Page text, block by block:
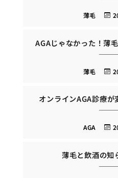
薄毛
AGAじゃなかった！薄
薄毛
オンラインAGA診療
AGA
薄毛と飲酒の知